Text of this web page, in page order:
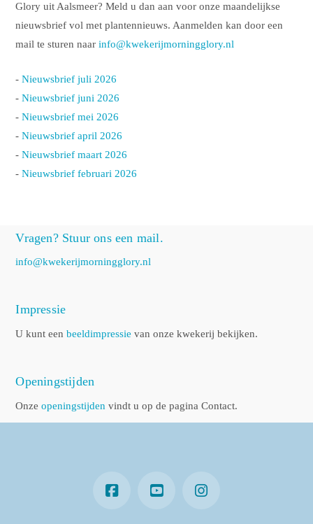
Glory uit Aalsmeer? Meld u dan aan voor onze maandelijkse
nieuwsbrief vol met plantennieuws. Aanmelden kan door een
mail te sturen naarinfo@kwekerijmorningglory.nl
-Nieuwsbrief juli 2026
-Nieuwsbrief juni 2026
-Nieuwsbrief mei 2026
-Nieuwsbrief april 2026
-Nieuwsbrief maart 2026
-Nieuwsbrief februari 2026
Vragen? Stuur ons een mail.
info@kwekerijmorningglory.nl
Impressie
U kunt eenbeeldimpressie van onze kwekerij bekijken.
Openingstijden
Onzeopeningstijden vindt u op de pagina Contact.